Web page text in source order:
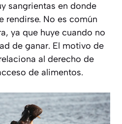
sangrientas en donde
rendirse. No es común
ya que huye cuando no
de ganar. El motivo de
al derecho de
de alimentos.